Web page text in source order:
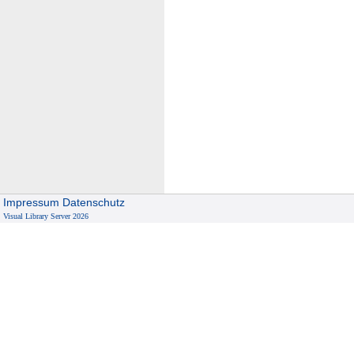
Impressum Datenschutz
Visual Library Server 2026